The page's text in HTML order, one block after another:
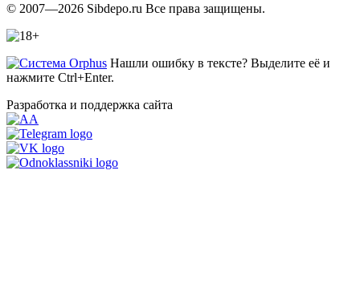
© 2007—2026 Sibdepo.ru Все права защищены.
Нашли ошибку в тексте? Выделите её и
нажмите Ctrl+Enter.
Разработка и поддержка сайта